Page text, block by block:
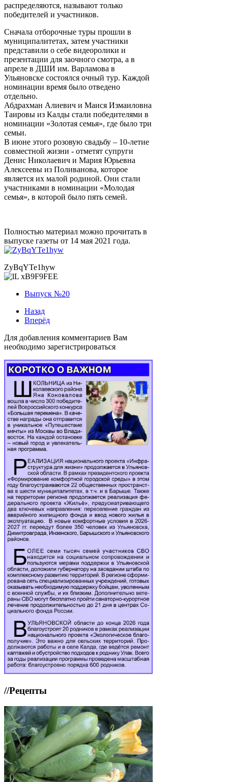
распределяются, называют только
победителей и участников.
Сначала отборочные туры прошли в
муниципалитетах, затем участники
представили о себе видеоролики и
презентации для заочного смотра, а в
апреле в ДШИ им. Варламова в
Ульяновске состоялся очный тур. Каждой
номинации время было отведено
отдельно.
Абдрахман Алиевич и Маися Измаиловна
Таировы из Калды стали победителями в
номинации «Золотая семья», где было три
семьи.
В июне этого розовую свадьбу – 10-летие
совместной жизни - отметят супруги
Денис Николаевич и Мария Юрьевна
Алексеевы из Поливанова, которое
является их малой родиной. Они стали
участниками в номинации «Молодая
семья», в которой было пять семей.
Полностью материал можно прочитать в
выпуске газеты от 14 мая 2021 года.
ZyBqYTe1hyw
Выпуск №20
Назад
Вперёд
Для добавления комментариев Вам
необходимо зарегистрироваться
//Рецепты